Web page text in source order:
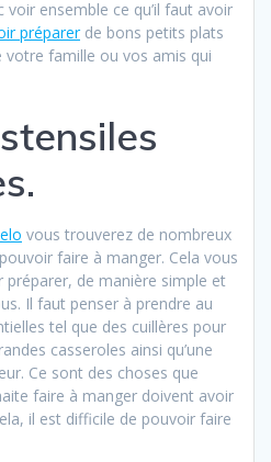
ensemble ce qu’il faut avoir
préparerde bons petits plats
famille ou vos amis qui
vous trouverez de nombreux
faire à manger. Cela vous
de manière simple et
Il faut penser à prendre au
tel que des cuillères pour
casseroles ainsi qu’une
Ce sont des choses que
faire à manger doivent avoir
il est difficile de pouvoir faire